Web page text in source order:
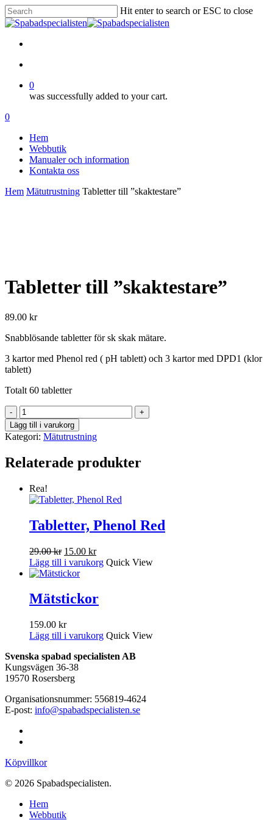
Skip
to
main
content
Hit enter to search or ESC to close
Close
0
was successfully added to your cart.
Menu
account
0
Hem
Webbutik
Manualer och information
Kontakta oss
Hem Mätutrustning Tabletter till ”skaktestare”
Tabletter till ”skaktestare”
89.00 kr
Snabblösande tabletter för sk skak mätare.
3 kartor med Phenol red ( pH tablett) och 3 kartor med DPD1 (klor
tablett)
Totalt 60 tabletter
Tabletter
till
"skaktestare"
mängd
Lägg till i varukorg
Kategori: Mätutrustning
Relaterade produkter
Rea!
Tabletter, Phenol Red
29.00kr Det
ursprungliga
priset
29.00 kr.
15.00 krDet
nuvarande
15.00 kr.
Lägg till i varukorg Quick View
Mätstickor
159.00 kr
Lägg till i varukorg Quick View
Svenska spabad specialisten AB
Kungsvägen 36-38
19570 Rosersberg
Organisationsnummer: 556819-4624
E-post: info@spabadspecialisten.se
Köpvillkor
© 2026 Spabadspecialisten.
Close
Menu
Hem
Webbutik